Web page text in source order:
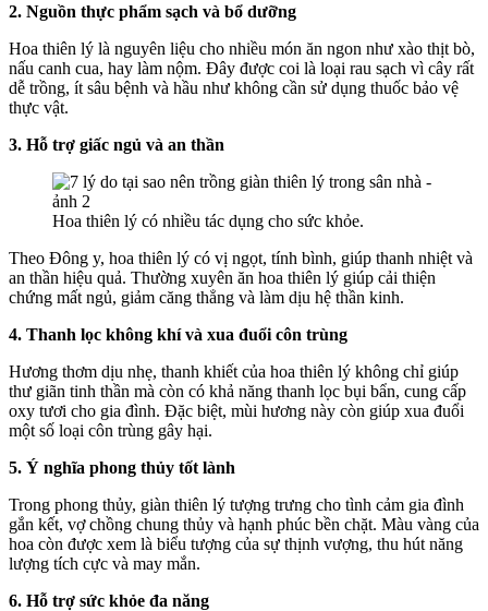
2. Nguồn thực phẩm sạch và bổ dưỡng
Hoa thiên lý là nguyên liệu cho nhiều món ăn ngon như xào thịt bò,
nấu canh cua, hay làm nộm. Đây được coi là loại rau sạch vì cây rất
dễ trồng, ít sâu bệnh và hầu như không cần sử dụng thuốc bảo vệ
thực vật.
3. Hỗ trợ giấc ngủ và an thần
Hoa thiên lý có nhiều tác dụng cho sức khỏe.
Theo Đông y, hoa thiên lý có vị ngọt, tính bình, giúp thanh nhiệt và
an thần hiệu quả. Thường xuyên ăn hoa thiên lý giúp cải thiện
chứng mất ngủ, giảm căng thẳng và làm dịu hệ thần kinh.
4. Thanh lọc không khí và xua đuổi côn trùng
Hương thơm dịu nhẹ, thanh khiết của hoa thiên lý không chỉ giúp
thư giãn tinh thần mà còn có khả năng thanh lọc bụi bẩn, cung cấp
oxy tươi cho gia đình. Đặc biệt, mùi hương này còn giúp xua đuổi
một số loại côn trùng gây hại.
5. Ý nghĩa phong thủy tốt lành
Trong phong thủy, giàn thiên lý tượng trưng cho tình cảm gia đình
gắn kết, vợ chồng chung thủy và hạnh phúc bền chặt. Màu vàng của
hoa còn được xem là biểu tượng của sự thịnh vượng, thu hút năng
lượng tích cực và may mắn.
6. Hỗ trợ sức khỏe đa năng